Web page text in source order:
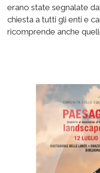
erano state segnalate
chiesta a tutti gli enti e
ricomprende anche